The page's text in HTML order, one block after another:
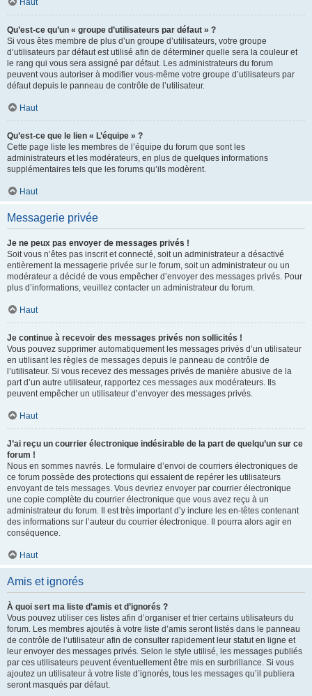
Haut
Qu’est-ce qu’un « groupe d’utilisateurs par défaut » ?
Si vous êtes membre de plus d’un groupe d’utilisateurs, votre groupe
d’utilisateurs par défaut est utilisé afin de déterminer quelle sera la couleur et
le rang qui vous sera assigné par défaut. Les administrateurs du forum
peuvent vous autoriser à modifier vous-même votre groupe d’utilisateurs par
défaut depuis le panneau de contrôle de l’utilisateur.
Haut
Qu’est-ce que le lien « L’équipe » ?
Cette page liste les membres de l’équipe du forum que sont les
administrateurs et les modérateurs, en plus de quelques informations
supplémentaires tels que les forums qu’ils modèrent.
Haut
Messagerie privée
Je ne peux pas envoyer de messages privés !
Soit vous n’êtes pas inscrit et connecté, soit un administrateur a désactivé
entièrement la messagerie privée sur le forum, soit un administrateur ou un
modérateur a décidé de vous empêcher d’envoyer des messages privés. Pour
plus d’informations, veuillez contacter un administrateur du forum.
Haut
Je continue à recevoir des messages privés non sollicités !
Vous pouvez supprimer automatiquement les messages privés d’un utilisateur
en utilisant les règles de messages depuis le panneau de contrôle de
l’utilisateur. Si vous recevez des messages privés de manière abusive de la
part d’un autre utilisateur, rapportez ces messages aux modérateurs. Ils
peuvent empêcher un utilisateur d’envoyer des messages privés.
Haut
J’ai reçu un courrier électronique indésirable de la part de quelqu’un sur ce
forum !
Nous en sommes navrés. Le formulaire d’envoi de courriers électroniques de
ce forum possède des protections qui essaient de repérer les utilisateurs
envoyant de tels messages. Vous devriez envoyer par courrier électronique
une copie complète du courrier électronique que vous avez reçu à un
administrateur du forum. Il est très important d’y inclure les en-têtes contenant
des informations sur l’auteur du courrier électronique. Il pourra alors agir en
conséquence.
Haut
Amis et ignorés
À quoi sert ma liste d’amis et d’ignorés ?
Vous pouvez utiliser ces listes afin d’organiser et trier certains utilisateurs du
forum. Les membres ajoutés à votre liste d’amis seront listés dans le panneau
de contrôle de l’utilisateur afin de consulter rapidement leur statut en ligne et
leur envoyer des messages privés. Selon le style utilisé, les messages publiés
par ces utilisateurs peuvent éventuellement être mis en surbrillance. Si vous
ajoutez un utilisateur à votre liste d’ignorés, tous les messages qu’il publiera
seront masqués par défaut.